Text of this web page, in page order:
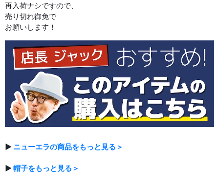
再入荷ナシですので、
売り切れ御免で
お願いします！
▶ ニューエラの商品をもっと見る＞
▶帽子をもっと見る＞